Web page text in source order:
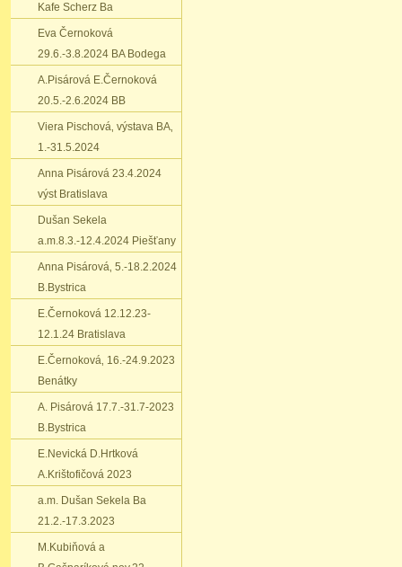
Kafe Scherz Ba
Eva Černoková
29.6.-3.8.2024 BA Bodega
A.Pisárová E.Černoková
20.5.-2.6.2024 BB
Viera Pischová‚ výstava BA‚
1.-31.5.2024
Anna Pisárová 23.4.2024
výst Bratislava
Dušan Sekela
a.m.8.3.-12.4.2024 Piešťany
Anna Pisárová‚ 5.-18.2.2024
B.Bystrica
E.Černoková 12.12.23-
12.1.24 Bratislava
E.Černoková‚ 16.-24.9.2023
Benátky
A. Pisárová 17.7.-31.7-2023
B.Bystrica
E.Nevická D.Hrtková
A.Krištofičová 2023
a.m. Dušan Sekela Ba
21.2.-17.3.2023
M.Kubiňová a